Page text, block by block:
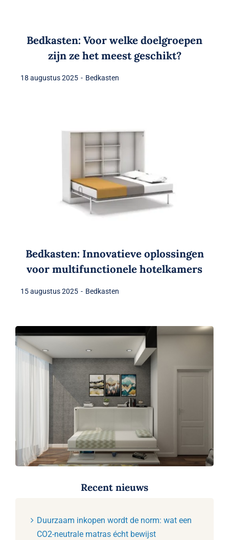
Bedkasten: Voor welke doelgroepen
zijn ze het meest geschikt?
18 augustus 2025 - Bedkasten
Bedkasten: Innovatieve oplossingen
voor multifunctionele hotelkamers
15 augustus 2025 - Bedkasten
Recent nieuws
Duurzaam inkopen wordt de norm: wat een
CO2-neutrale matras écht bewijst